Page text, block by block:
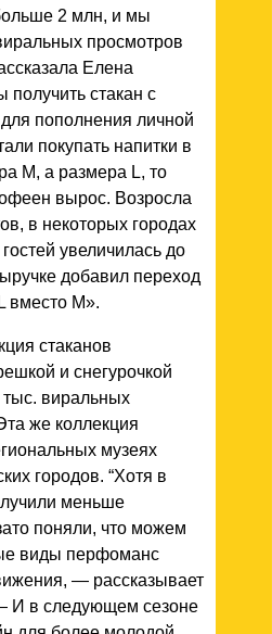
2 млн, и мы
просмотров
Елена
стакан с
пополнения личной
покупать напитки в
М, а размера L, то
вырос. Возросла
в некоторых городах
увеличилась до
добавил переход
вместо М».
стаканов
и снегурочкой
тыс. виральных
же коллекция
музеях
городов. “Хотя в
меньше
поняли, что можем
виды перфоманс
— рассказывает
И в следующем сезоне